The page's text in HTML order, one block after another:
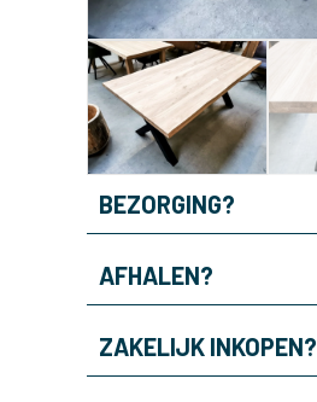
BEZORGING?
AFHALEN?
ZAKELIJK INKOPEN?